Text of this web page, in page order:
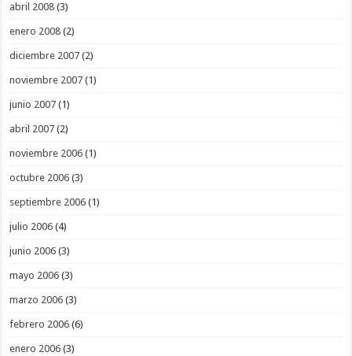
abril 2008 (3)
enero 2008 (2)
diciembre 2007 (2)
noviembre 2007 (1)
junio 2007 (1)
abril 2007 (2)
noviembre 2006 (1)
octubre 2006 (3)
septiembre 2006 (1)
julio 2006 (4)
junio 2006 (3)
mayo 2006 (3)
marzo 2006 (3)
febrero 2006 (6)
enero 2006 (3)